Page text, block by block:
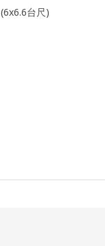
(6x6.6台尺)